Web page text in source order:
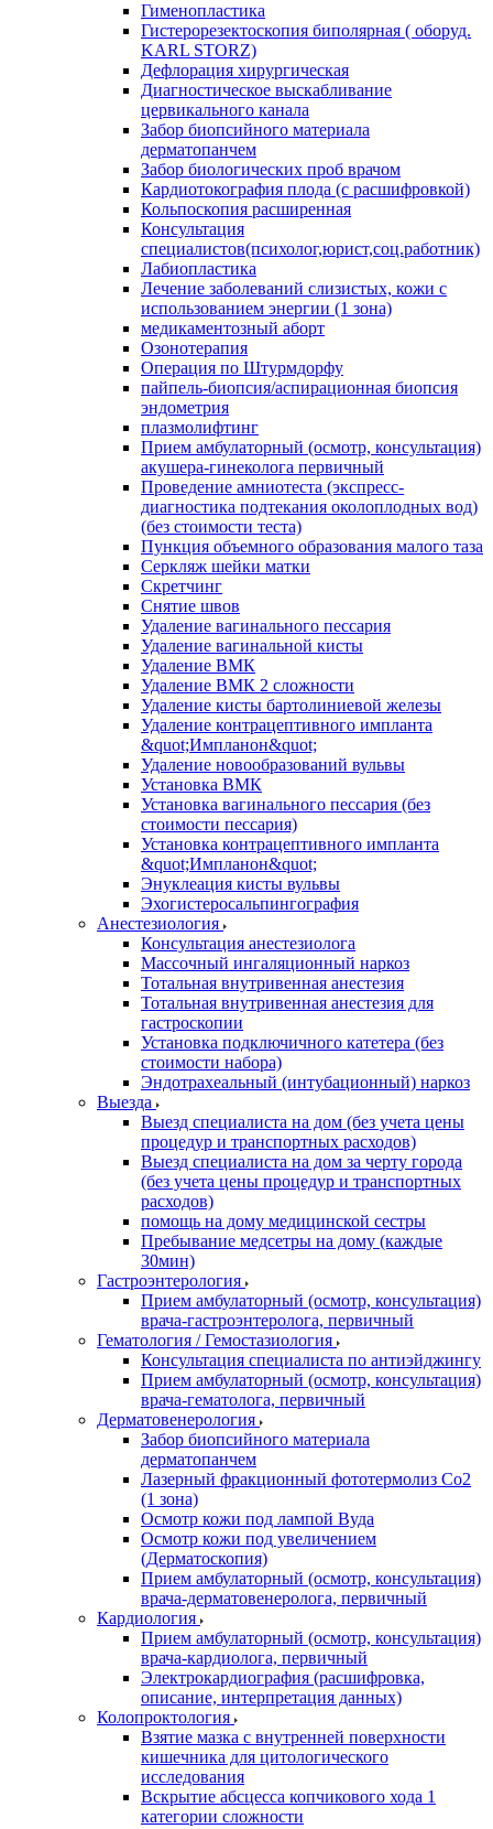
Гименопластика
Гистерорезектоскопия биполярная ( оборуд.
KARL STORZ)
Дефлорация хирургическая
Диагностическое выскабливание
цервикального канала
Забор биопсийного материала
дерматопанчем
Забор биологических проб врачом
Кардиотокография плода (с расшифровкой)
Кольпоскопия расширенная
Консультация
специалистов(психолог,юрист,соц.работник)
Лабиопластика
Лечение заболеваний слизистых, кожи с
использованием энергии (1 зона)
медикаментозный аборт
Озонотерапия
Операция по Штурмдорфу
пайпель-биопсия/аспирационная биопсия
эндометрия
плазмолифтинг
Прием амбулаторный (осмотр, консультация)
акушера-гинеколога первичный
Проведение амниотеста (экспресс-
диагностика подтекания околоплодных вод)
(без стоимости теста)
Пункция объемного образования малого таза
Серкляж шейки матки
Скретчинг
Снятие швов
Удаление вагинального пессария
Удаление вагинальной кисты
Удаление ВМК
Удаление ВМК 2 сложности
Удаление кисты бартолиниевой железы
Удаление контрацептивного импланта
&quot;Импланон&quot;
Удаление новообразований вульвы
Установка ВМК
Установка вагинального пессария (без
стоимости пессария)
Установка контрацептивного импланта
&quot;Импланон&quot;
Энуклеация кисты вульвы
Эхогистеросальпингография
Анестезиология
Консультация анестезиолога
Массочный ингаляционный наркоз
Тотальная внутривенная анестезия
Тотальная внутривенная анестезия для
гастроскопии
Установка подключичного катетера (без
стоимости набора)
Эндотрахеальный (интубационный) наркоз
Выезда
Выезд специалиста на дом (без учета цены
процедур и транспортных расходов)
Выезд специалиста на дом за черту города
(без учета цены процедур и транспортных
расходов)
помощь на дому медицинской сестры
Пребывание медсетры на дому (каждые
30мин)
Гастроэнтерология
Прием амбулаторный (осмотр, консультация)
врача-гастроэнтеролога, первичный
Гематология / Гемостазиология
Консультация специалиста по антиэйджингу
Прием амбулаторный (осмотр, консультация)
врача-гематолога, первичный
Дерматовенерология
Забор биопсийного материала
дерматопанчем
Лазерный фракционный фототермолиз Со2
(1 зона)
Осмотр кожи под лампой Вуда
Осмотр кожи под увеличением
(Дерматоскопия)
Прием амбулаторный (осмотр, консультация)
врача-дерматовенеролога, первичный
Кардиология
Прием амбулаторный (осмотр, консультация)
врача-кардиолога, первичный
Электрокардиография (расшифровка,
описание, интерпретация данных)
Колопроктология
Взятие мазка с внутренней поверхности
кишечника для цитологического
исследования
Вскрытие абсцесса копчикового хода 1
категории сложности